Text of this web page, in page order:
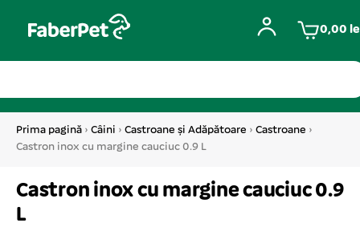
0,00
Prima pagină › Câini › Castroane și Adăpătoare › Castroane ›
Castron inox cu margine cauciuc 0.9 L
Castron inox cu margine cauciuc 0.9
L